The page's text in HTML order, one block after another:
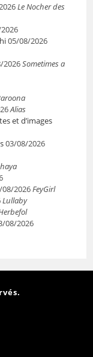
Le Nocher des
05/08/2026
2026Sometimes a
Alias
et d’images
03/08/2026
08/2026FeyGirl
Lullaby
08/2026